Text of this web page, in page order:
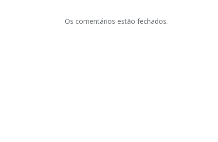
Os comentários estão fechados.